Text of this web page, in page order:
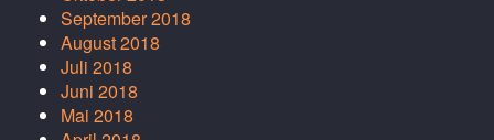
September 2018
August 2018
Juli 2018
Juni 2018
Mai 2018